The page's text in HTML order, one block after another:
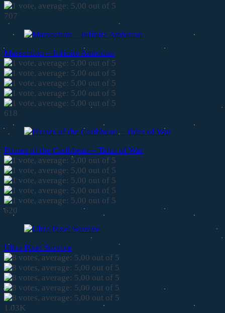
707
Marsaction – Infinite Ambition
618
Pirates of the Caribbean – Tides of War
620
Ultra Pixel Survive
1.03K